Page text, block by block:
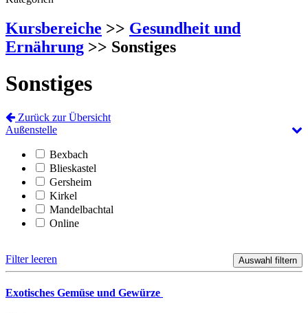
Kursbereiche >> Gesundheit und
Ernährung >> Sonstiges
Sonstiges
Zurück zur Übersicht
Außenstelle
Bexbach
Blieskastel
Gersheim
Kirkel
Mandelbachtal
Online
Filter leeren
Exotisches Gemüse und Gewürze